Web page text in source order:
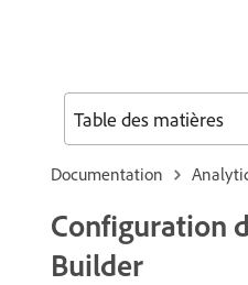
Documentation
Configuration
Builder
Table des matières